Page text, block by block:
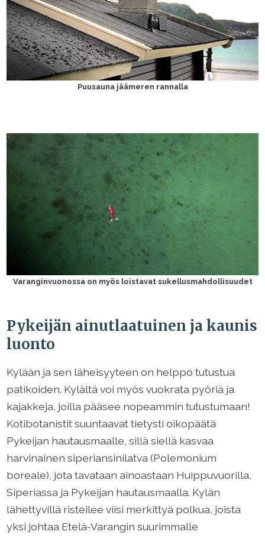
Puusauna jäämeren rannalla
Varanginvuonossa on myös loistavat sukellusmahdollisuudet
Pykeijän ainutlaatuinen ja kaunis
luonto
Kylään ja sen läheisyyteen on helppo tutustua
patikoiden. Kylältä voi myös vuokrata pyöriä ja
kajakkeja, joilla pääsee nopeammin tutustumaan!
Kotibotanistit suuntaavat tietysti oikopäätä
Pykeijan hautausmaalle, sillä siellä kasvaa
harvinainen siperiansinilatva (Polemonium
boreale), jota tavataan ainoastaan Huippuvuorilla,
Siperiassa ja Pykeijan hautausmaalla. Kylän
lähettyvillä risteilee viisi merkittyä polkua, joista
yksi johtaa Etelä-Varangin suurimmalle